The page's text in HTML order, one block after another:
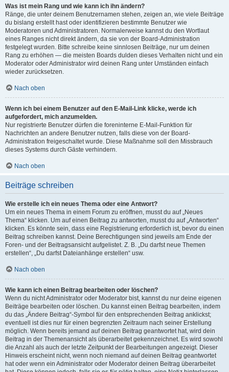
Was ist mein Rang und wie kann ich ihn ändern?
Ränge, die unter deinem Benutzernamen stehen, zeigen an, wie viele Beiträge
du bislang erstellt hast oder identifizieren bestimmte Benutzer wie
Moderatoren und Administratoren. Normalerweise kannst du den Wortlaut
eines Ranges nicht direkt ändern, da sie von der Board-Administration
festgelegt wurden. Bitte schreibe keine sinnlosen Beiträge, nur um deinen
Rang zu erhöhen — die meisten Boards dulden dieses Verhalten nicht und ein
Moderator oder Administrator wird deinen Rang unter Umständen einfach
wieder zurücksetzen.
Nach oben
Wenn ich bei einem Benutzer auf den E-Mail-Link klicke, werde ich
aufgefordert, mich anzumelden.
Nur registrierte Benutzer dürfen die foreninterne E-Mail-Funktion für
Nachrichten an andere Benutzer nutzen, falls diese von der Board-
Administration freigeschaltet wurde. Diese Maßnahme soll den Missbrauch
dieses Systems durch Gäste verhindern.
Nach oben
Beiträge schreiben
Wie erstelle ich ein neues Thema oder eine Antwort?
Um ein neues Thema in einem Forum zu eröffnen, musst du auf „Neues
Thema“ klicken. Um auf einen Beitrag zu antworten, musst du auf „Antworten“
klicken. Es könnte sein, dass eine Registrierung erforderlich ist, bevor du einen
Beitrag schreiben kannst. Deine Berechtigungen sind jeweils am Ende der
Foren- und der Beitragsansicht aufgelistet. Z. B. „Du darfst neue Themen
erstellen“, „Du darfst Dateianhänge erstellen“ usw.
Nach oben
Wie kann ich einen Beitrag bearbeiten oder löschen?
Wenn du nicht Administrator oder Moderator bist, kannst du nur deine eigenen
Beiträge bearbeiten oder löschen. Du kannst einen Beitrag bearbeiten, indem
du das „Ändere Beitrag“-Symbol für den entsprechenden Beitrag anklickst;
eventuell ist dies nur für einen begrenzten Zeitraum nach seiner Erstellung
möglich. Wenn bereits jemand auf deinen Beitrag geantwortet hat, wird dein
Beitrag in der Themenansicht als überarbeitet gekennzeichnet. Es wird sowohl
die Anzahl als auch der letzte Zeitpunkt der Bearbeitungen angezeigt. Dieser
Hinweis erscheint nicht, wenn noch niemand auf deinen Beitrag geantwortet
hat oder wenn ein Administrator oder Moderator deinen Beitrag überarbeitet